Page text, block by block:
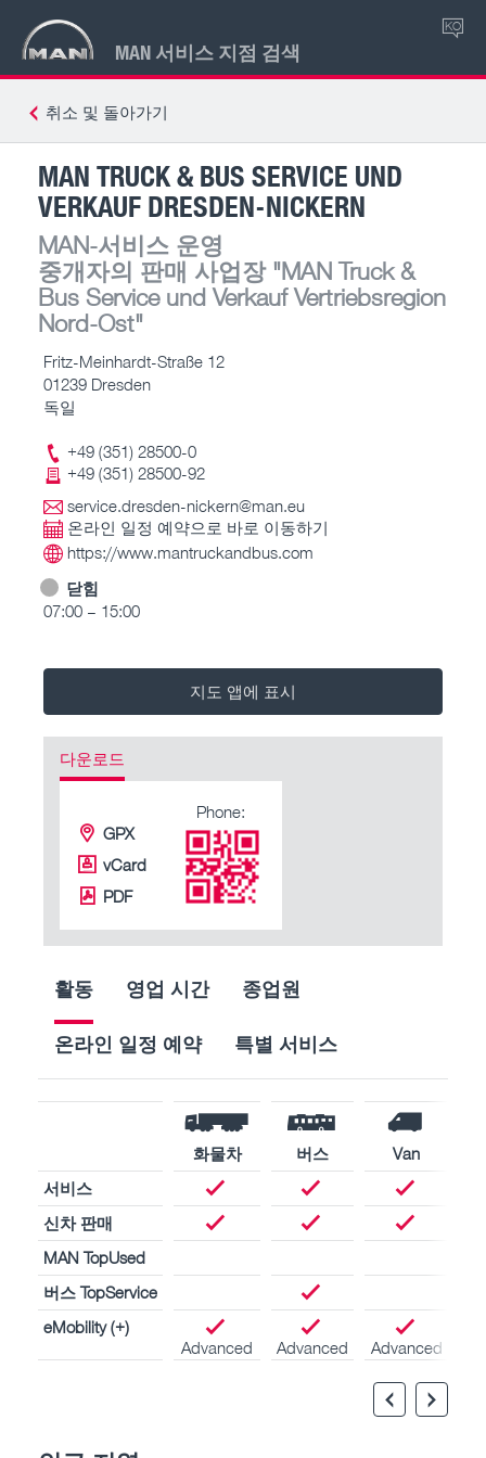
MAN 서비스 지점 검색
KO
취소 및 돌아가기
MAN TRUCK & BUS SERVICE UND
VERKAUF DRESDEN-NICKERN
MAN-서비스 운영
중개자의 판매 사업장"MAN Truck &
Bus Service und Verkauf Vertriebsregion
Nord-Ost"
Fritz-Meinhardt-Straße 12
01239 Dresden
독일
+49 (351) 28500-0
+49 (351) 28500-92
service.dresden-nickern@man.eu
온라인 일정 예약으로 바로 이동하기
https://www.mantruckandbus.com
닫힘
07:00 – 15:00
지도 앱에 표시
다운로드
GPX
vCard
PDF
Phone:
활동 영업 시간 종업원
온라인 일정 예약 특별 서비스
화물차 버스
Van
서비스
신차 판매
MAN TopUsed
버스 TopService
eMobility (+)
Advanced
Advanced Advanced